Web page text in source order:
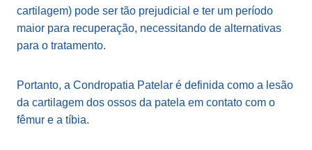
cartilagem) pode ser tão prejudicial e ter um período
maior para recuperação, necessitando de alternativas
para o tratamento.
Portanto, a Condropatia Patelar é definida como a lesão
da cartilagem dos ossos da patela em contato com o
fêmur e a tíbia.